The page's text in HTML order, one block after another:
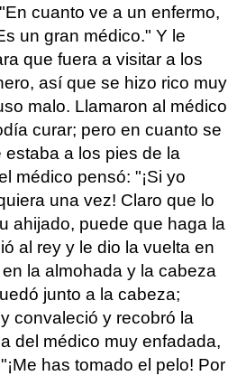
cuanto ve a un enfermo,
un gran médico." Y le
que fuera a visitar a los
así que se hizo rico muy
malo. Llamaron al médico
curar; pero en cuanto se
estaba a los pies de la
médico pensó: "¡Si yo
una vez! Claro que lo
ahijado, puede que haga la
al rey y le dio la vuelta en
la almohada y la cabeza
junto a la cabeza;
convaleció y recobró la
del médico muy enfadada,
has tomado el pelo! Por